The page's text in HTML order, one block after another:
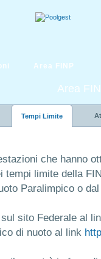
Area FINP
Area
Tempi Limite
che hanno
tempi limite della
Paralimpico o
sito Federale al
di nuoto al link